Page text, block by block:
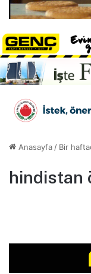
Anasayfa / Bir
hindistan